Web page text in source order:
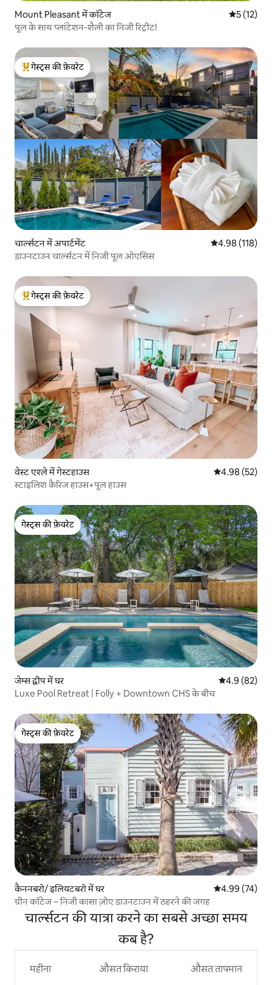
Mount Pleasant में कॉटेज औसत रेटिंग
5 (12)
पूल के साथ प्लांटेशन-शैली का निजी रिट्रीट!
गेस्ट्स का टॉप फ़ेवरेट
गेस्ट्स की फ़ेवरेट
चार्ल्सटन में अपार्टमेंट औसत रेटिंग 5 में से
4.98 (118)
डाउनटाउन चार्ल्सटन में निजी पूल ओएसिस
गेस्ट्स का टॉप फ़ेवरेट
गेस्ट्स की फ़ेवरेट
वेस्ट एश्ले में गेस्टहाउस औसत रेटिंग 5 में
4.98 (52)
स्टाइलिश कैरिज हाउस+पूल हाउस
गेस्ट्स की फ़ेवरेट
गेस्ट्स की फ़ेवरेट
जेम्स द्वीप में घर औसत रेटिंग 5 में
4.9 (82)
Luxe Pool Retreat | Folly + Downtown CHS के बीच
गेस्ट्स की फ़ेवरेट
गेस्ट्स की फ़ेवरेट
कैननबरो/ इलियटबरो में घर औसत रेटिंग 5 में
4.99 (74)
ग्रीन कॉटेज – निजी कासा ज़ोए डाउनटाउन में ठहरने की जगह
चार्ल्सटन की यात्रा करने का सबसे अच्छा समय
कब है?
महीना औसत किराया औसत तापमान